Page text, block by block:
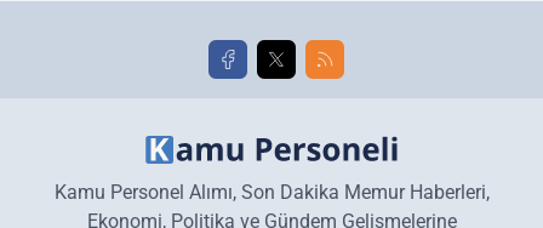
Kamu Personel Alımı, Son Dakika Memur Haberleri,
Ekonomi, Politika ve Gündem Gelişmelerine